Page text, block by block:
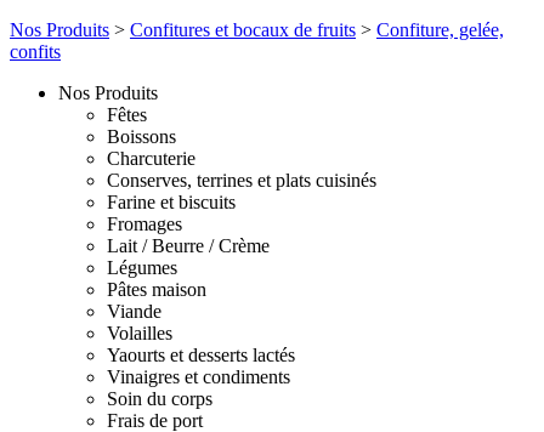
Nos Produits > Confitures et bocaux de fruits > Confiture, gelée,
confits
Nos Produits
Fêtes
Boissons
Charcuterie
Conserves, terrines et plats cuisinés
Farine et biscuits
Fromages
Lait / Beurre / Crème
Légumes
Pâtes maison
Viande
Volailles
Yaourts et desserts lactés
Vinaigres et condiments
Soin du corps
Frais de port